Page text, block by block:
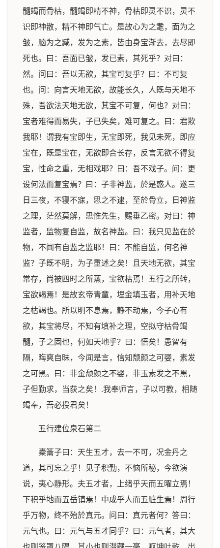
髓竭而骨枯，髓竭即精不神，骨枯即灵不识，灵不
识即神散，精不神即气亡。是故心为之耄，面为之
皱，脑为之臧，发为之素，皆由身宝渐去，去尽即
死也。曰：吾面已皱，发已素，其死乎？对曰：
然。问曰：吾以无欲，其宝可复乎？曰：不可复
也。问：向言天地无欲，故能长久，人既与天地不
殊，吾欲法天地无欲，其宝不可复，何也？对曰：
宝者难得而易失，子已失矣，难可复之。曰：君欺
我耶！谓我有宝即生，无宝即死，我见未死，即应
宝在，既是宝在，无欲即合长存，反言无欲不得复
宝，性命之重，无相戏耶？曰：吾不戏子。问：更
设何法而复宝焉？曰：子非神监，於是惑人。遂三
日三夜，不寝不寐，思之不逮，至於骨立，日神监
之理，茫然莫解，思惟先生，赐垂乙密。对曰：神
监者，监物复自监，故名神监。曰：我只见监在於
物，不闻有自监之监耶！曰：不能自监，何名神
监？子既不明，为子重述之矣！且天地无欲，其宝
常存，尚被四时之所蒸，宝欲枯焉！五行之所转，
宝欲竭焉！是故玄帝青童，埋金填玉者，用补天地
之枯竭也。所以明不息焉，静不动焉，今子心有
欲，其宝将尽，不知有填补之理，空拟守枯骨竭
髓，子之固也，何如天地乎？曰：悟矣！愚智有
隔，晦爽自昧，今闻是言，信知颓颜之可婴，素发
之可黑。曰：非金颓颜之不婴，非玉素发之不黑，
子但勤求，当获之矣！.我奉师言，子以可教，相随
竭奉，吾必授君矣！
五行建位泉石第二
橐籥子曰：天生五才，去一不可，况金丹之
道，其可忘之乎！见子积勤，不恼所秘，今欲演
说，夷心静形。夫五才者，上绪乎天而五曜立焉！
下积乎地而五岳镇焉！中成乎人而五脏生焉！周行
乎万物，终不殆於真元。问曰：真元者何？答曰：
元气也。曰：元气与五才同乎？曰：元气者，其大